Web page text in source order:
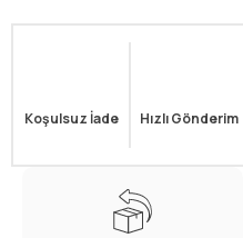
Koşulsuz İade Hızlı Gönderim